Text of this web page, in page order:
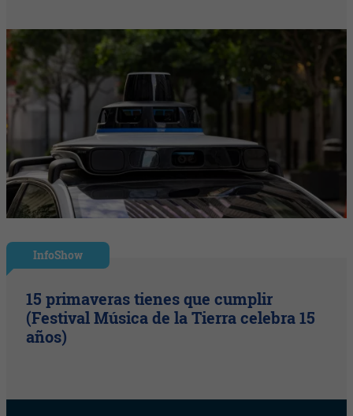
InfoShow
15 primaveras tienes que cumplir
(Festival Música de la Tierra celebra 15
años)